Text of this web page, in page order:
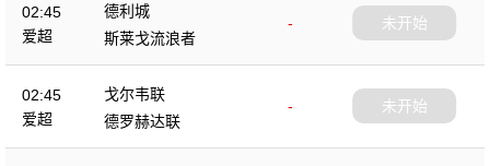
02:45
爱超
德利城
-
斯莱戈流浪者
未开始
02:45
爱超
戈尔韦联
-
德罗赫达联
未开始